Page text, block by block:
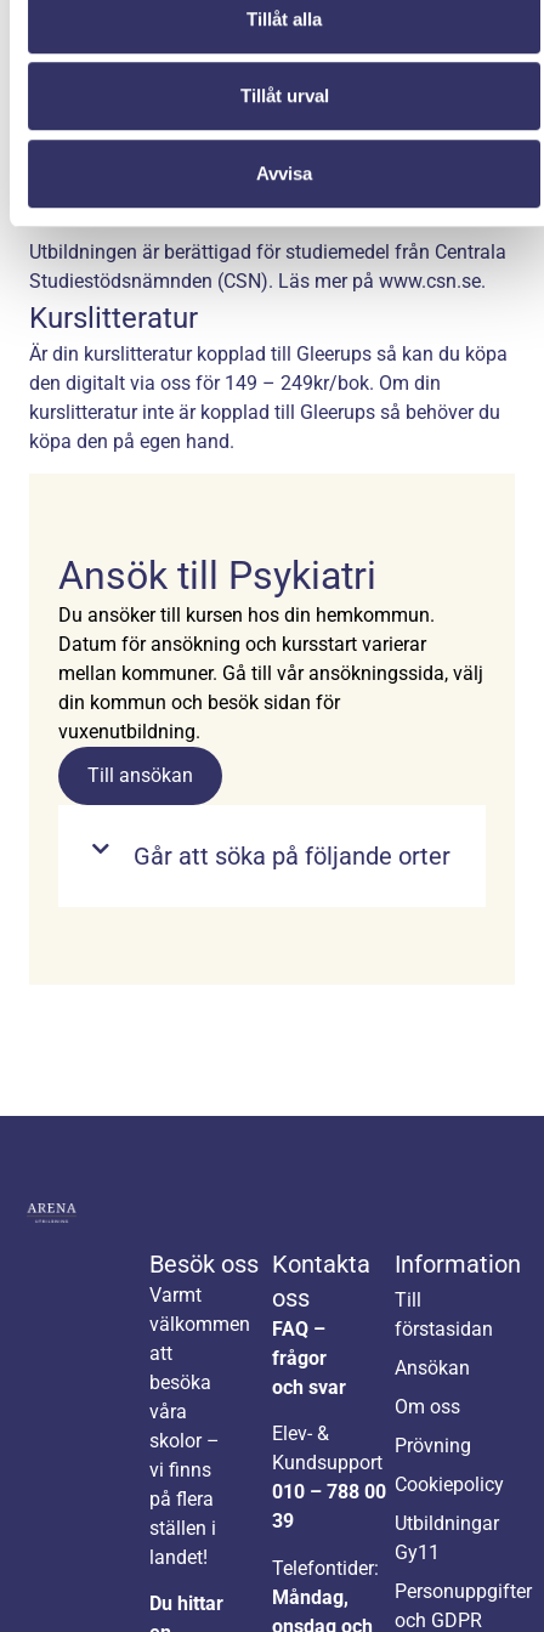
Tillåt alla
Tillåt urval
Avvisa
efter dina egna behov och förutsättningar. För att få mer
detaljerad information kan du kontakta
vuxenutbildningen i din kommun.
Förkunskapskrav
Svensk grundskola eller motsvarande kunskaper.
Studiemedel
Utbildningen är berättigad för studiemedel från Centrala
Studiestödsnämnden (CSN). Läs mer på www.csn.se.
Kurslitteratur
Är din kurslitteratur kopplad till Gleerups så kan du köpa
den digitalt via oss för 149 – 249kr/bok. Om din
kurslitteratur inte är kopplad till Gleerups så behöver du
köpa den på egen hand.
Ansök till Psykiatri
Du ansöker till kursen hos din hemkommun.
Datum för ansökning och kursstart varierar
mellan kommuner. Gå till vår ansökningssida, välj
din kommun och besök sidan för
vuxenutbildning.
Till ansökan
Går att söka på följande orter
Besök oss
Varmt
välkommen
att
besöka
våra
skolor –
vi finns
på flera
ställen i
landet!
Du hittar
Kontakta
oss
FAQ –
frågor
och svar
Elev- &
Kundsupport
010 – 788 00
39
Telefontider:
Måndag,
onsdag och
Information
Till
förstasidan
Ansökan
Om oss
Prövning
Cookiepolicy
Utbildningar
Gy11
Personuppgifter
och GDPR